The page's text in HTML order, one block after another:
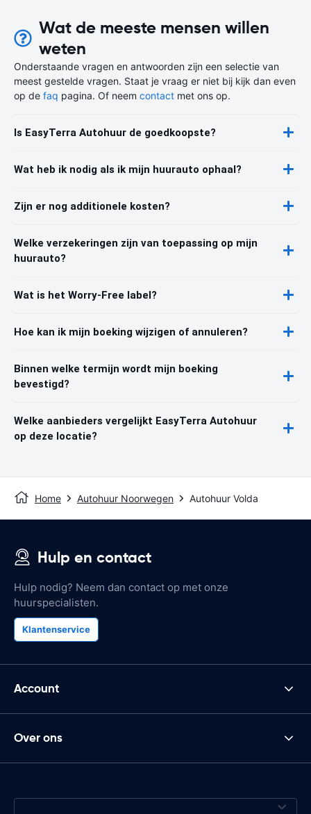
Wat de meeste mensen willen
weten
Onderstaande vragen en antwoorden zijn een selectie van
meest gestelde vragen. Staat je vraag er niet bij kijk dan even
op de faq pagina. Of neem contact met ons op.
Is EasyTerra Autohuur de goedkoopste?
Wat heb ik nodig als ik mijn huurauto ophaal?
Zijn er nog additionele kosten?
Welke verzekeringen zijn van toepassing op mijn
huurauto?
Wat is het Worry-Free label?
Hoe kan ik mijn boeking wijzigen of annuleren?
Binnen welke termijn wordt mijn boeking
bevestigd?
Welke aanbieders vergelijkt EasyTerra Autohuur
op deze locatie?
Home Autohuur Noorwegen Autohuur Volda
Hulp en contact
Hulp nodig? Neem dan contact op met onze
huurspecialisten.
Klantenservice
Account
Over ons